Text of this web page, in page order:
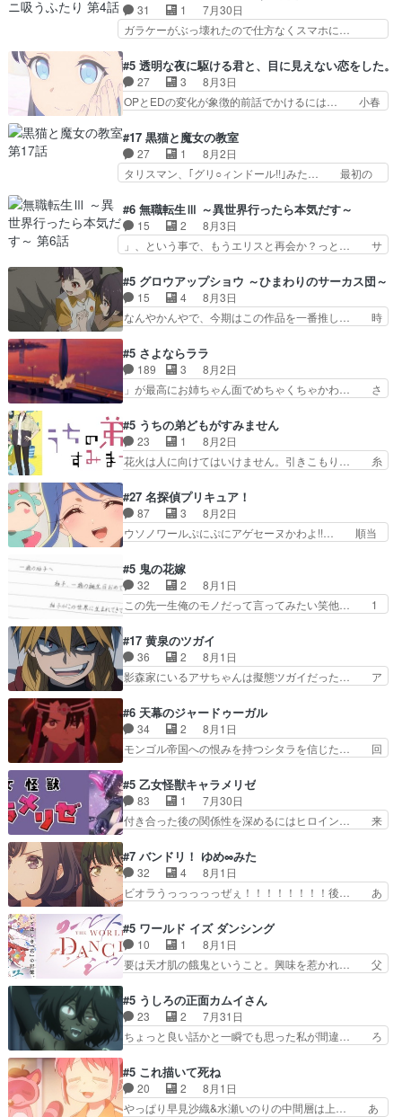
れる先輩、なんだかん… 第５話をｄアニメストア
で視聴しました。視…
ありがとうございました見るたびに切… 誰かと思
ったらちゅー先輩か。しれっと相方… 第５話感
想：コ□した相手にも家族や…､戦… つらい回
ナとミミも可愛かった2人の関係… 確かに相手に
も家族や大切な人はいるけど、… 白シャツが作業
着みたいなもんなんですかね…
31 1
7月30日
ガラケーがぶっ壊れたので仕方なくスマホに…
はり出オチ感が否めず、エピソードの打率… 田山
さんが佐々木さんに沼っていく…こんな… 佐々木
さん、腕フェチなんですね笑最近まじ… 佐々木が
ガラケーからスマホに変えるって、… もうドラマ
ゃわない？佐々木さんの優しさ… 先行で見た時よ
り2人のやり取りに癒しを感… ABEMA版の7〜8
話佐々木が実年齢以上…
#5 透明な夜に駆ける君と、目に見えない恋をした。
27 3
8月3日
OPとEDの変化が象徴的前話でかけるには… 小春
か、こんな風に見えてるのかぁ。かける… 完全な
両片思いになりましたねぇ…OPとE… 余計な物
は描かず白く靄がかった小春ちゃん… 光も感じな
い完全な盲目なんやね…おめかし… 母役に能登さ
も描かれていて良かった本当… 股に海豚を挟み水
上バスでの会話を反芻…恋… OPEDとも無人バー
ジョンから主人公２人…
#17 黒猫と魔女の教室
27 1
8月2日
タリスマン、｢グリ○ィンドール!!｣みた… 最初の
ホントスピカが大好きだよね。ツン… 一等級ポテ
ンシャルのアリアちゃん可愛くて… そういや、ア
リアは能力は最上級のくせに、… とうとうアリア
と直接競う場がきたこれまで… 毎度ながらのスピ
マン趣味ダダ漏れで好き… 期末試験が始まろうと
しておりスピカは対策… 能力鑑定胸像タリスマン
氏容姿も評価してし…
#6 無職転生Ⅲ ～異世界行ったら本気だす～
15 2
8月3日
」、という事で、もうエリスと再会か？っと… サ
関係の清算が粛々と進められているサラ… サラと
の関係に対して完全に「昔の女」とし… ルーシー
にデレるルディが完全に親バカで微… サラとは会
ってほしいちゃんとした別れ方し… サラは未練0
キャラモヤモヤする別れ方だ… 役で出演させてい
ただきました！よろしくお… 毎クールメインヒロ
インを好きになっちゃう…
#5 グロウアップショウ ～ひまわりのサーカス団～
15 4
8月3日
なんやかんやで、今期はこの作品を一番推し… 時
愛すぎるな楠木ともりちゃんのね… デフォルメさ
れた表情が特に多かったのが印… 葵＆茜の回も良
きでした。あの証拠写真、ひ… 互いが互いのこと
を想っているのにすれ違っ… 第５話をｄアニメス
んと練習したい〟と言… 本当この作品は「キャ
ラ」を活かすのがうま… みずかちゃんの介入で双
子の仲にヒビが………
#5 さよならララ
189 3
8月2日
」が最高にお姉ちゃん面でめちゃくちゃかわ… さ
を振り切ってみんなに謝ったララの思い… 仕事に
馴染めない辺り観ていて苦しいところ… ララちゃ
んの事情はもう少し皆に話して良い… ララと茉里
とで初のアルバイト。七転八倒し… 労働するプリ
てケーキ食べて、帰りにカメ… ララが働く事での
てんやわんや。働いて大変… 地道に働き人と関わ
る日々の中に愛を見いだ…
#5 うちの弟どもがすみません
23 1
8月2日
花火は人に向けてはいけません。引きこもり… 糸
お名前を見たんだけどあの中村大樹さん… 糸ちゃ
んカッケー、色んな意味でwゲームが… 姉から性
的興奮覚えてないよね？なんて言わ… テーマ：引
きこもりの理由感想は、久しぶり… 元ゲーマーな
んの距離感おかしいね(*´… 糸と源ははよ好きお
うとると言わんかい！引… ショウくんと対等に話
すためにゲームをする…
#27 名探偵プリキュア！
87 3
8月2日
ウソノワールぷにぷにアゲセーヌかわよ!!… 順当
取り戻し正式に探偵事務所で働き始め… ポワロ、
元ネタを解説して原作に誘導するの… くれあさん
の探偵としての初事件にしてちょ… ・急にクイズ
番組が始まったw・妖精ウソノ… るるかの助手だ
の！？クレアさん探偵すぎ… 突然のポアロクイズ
は草なんよ。んで、あん… 今回からついにくれあ
が探偵事務所の仲間に…
#5 鬼の花嫁
32 2
8月1日
この先一生俺のモノだって言ってみたい笑他… 1
さん柚子に18年分の誕生日プレゼント… 柚子は
鬼龍院家から初めて学校に通う事にな… プレゼン
ト攻撃ヤバすぎるwwwヴァイオレ… 玲夜さまサ
プライズの、これまでの柚子ちゃ… 玲夜から柚子
んへ…もう中学生な… 梅原の人が18歳になるま
での誕生プレゼン… なよなよした男（cv石田彰）
梅ちゃんがた…
#17 黄泉のツガイ
36 2
8月1日
影森家にいるアサちゃんは擬態ツガイだった… ア
にアサはいなかった逆にガブちゃんはい… 影森の
当主が際限なくツガイを増やせるのに… 今回はも
うガブちゃんさんの悲鳴にも似た怒… ユルと戦っ
た時から伏線が張られていたのが… しかしアサ
い筈のガブちゃん、アキオの… 色々とひっかけが
あって、最終的に嫌な終わ… ゴンゾウが従える大
量のツガイに何事かと思…
#6 天幕のジャードゥーガル
34 2
8月1日
モンゴル帝国への恨みを持つシタラを信じた… 回
タイの妃になってもその心は晴れず、モ… ドレゲ
ネの過去、宝石だった彼女が人になり… ドレゲネ
の過去、、辛かった、、あのジャタ… 年上旦那が
良い人でも、女は宝石でただ笑っ… ダイルの儀式
過去には同情の言葉しか…シ… 奥様に悲しい過
去…萌え袖が可愛いね、と思… ドレゲネとシタ
ラ、2人だけの同盟が結成さ…
#5 乙女怪獣キャラメリゼ
83 1
7月30日
付き合った後の関係性を深めるにはヒロイン… 来
とメスってて何この可愛い生物。クラス… 付き合
い始めたら始めたでまた違った悩みが… と一歩ず
つ踏み出す黒絵ちゃん微笑ま新汰の… ツインテー
ルが可愛いお茶目な妹ちゃんです… しかも過去も
らっしゃるからかしらお顔が… 黒絵「怪獣に憧れ
るのはいいけど自分自身が… 素の自分はどちらな
のかはまだ不明だが見せ…
#7 バンドリ！ ゆめ∞みた
32 4
8月1日
ビオラうっっっっっぜぇ！！！！！！！！後… あ
ラが悪魔すぎて気分が悪くなってきたこ… 声優ま
とめました(７話まで)仲町あられ/… ビオラの策略
がバッチリ嵌って最高wwwこ… 自信あれば評価
なんて気にしないし、充実し… ・バーチャルだけ
け？と思ったら歌唱シーン… の、らいぶシーン
＿!!­­--­­--­… それだけでええやん！！しかし、ビオラ
が仕…
#5 ワールド イズ ダンシング
10 1
8月1日
要は天才肌の餓鬼ということ。興味を惹かれ… 父
の鬼夜叉と田楽の増次郎。小さないざこ… 着眼点
は良くとも、先鋭的すぎるのか。芸能… 鬼夜叉は
石也と共に観世座をあとにし、三条… 観世座を離
れ、三条坊門御所で日々を送る鬼… 「お前(鬼夜
子舞勝負。鬼夜叉は猫の動き… 登場人物の我が強
い。新しい獅子舞に拘って… 第５話を
primevideoで視聴しまし…
#5 うしろの正面カムイさん
23 2
7月31日
ちょっと良い話かと一瞬でも思った私が間違… ろ
も1日お疲れ様でした～───昨晩～今… 幼女に拾
われたお市ちゃんの恩返し。化け猫… 役にて出演
させていただきました。ジョアン… トイ・ストー
#5 これ描いて死ね
20 2
8月1日
やっぱり早見沙織&水瀬いのりの中間層は上… あ